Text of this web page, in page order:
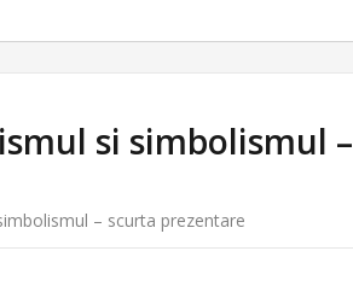
si simbolismul –
– scurta prezentare